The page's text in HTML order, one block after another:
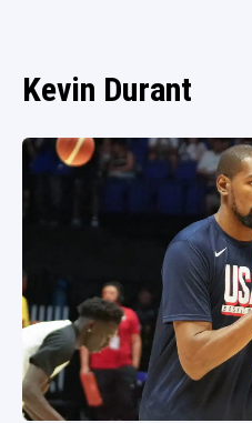
Kevin Durant